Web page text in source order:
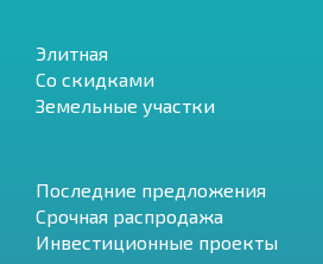
Элитная
Со скидками
Земельные участки
Последние предложения
Срочная распродажа
Инвестиционные проекты